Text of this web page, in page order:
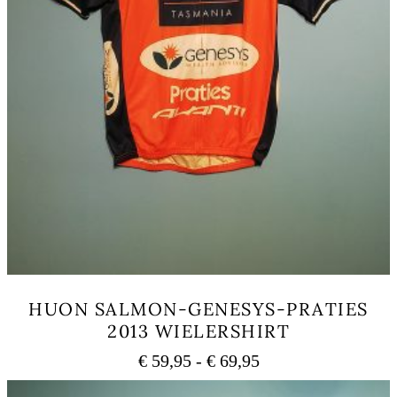
HUON SALMON-GENESYS-PRATIES
2013 WIELERSHIRT
€59,95 - €69,95Prijsklasse:
€ 59,95